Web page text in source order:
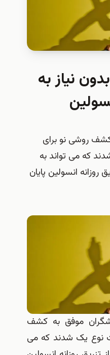
نیاز به
روشی نو برای
که می تواند به
روزانه انسولین پایان
موفق به کشف
نوع یک شدند که می